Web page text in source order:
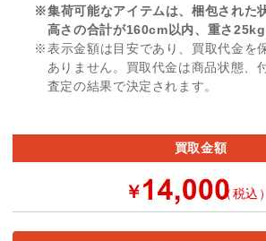
※集荷可能なアイテムは、梱包された
高さの合計が160cm以内、重さ25kg
※表示金額は目安であり、買取代金を
ありません。買取代金は商品状態、
査定の結果で決定されます。
買取金額
￥ （税込）